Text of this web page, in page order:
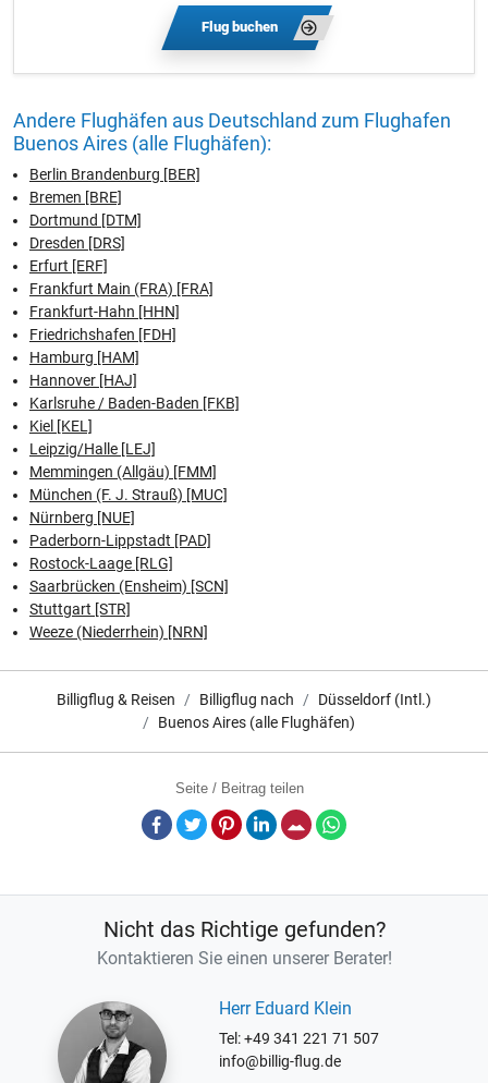
Flug buchen
Andere Flughäfen aus Deutschland zum Flughafen
Buenos Aires (alle Flughäfen):
Berlin Brandenburg [BER]
Bremen [BRE]
Dortmund [DTM]
Dresden [DRS]
Erfurt [ERF]
Frankfurt Main (FRA) [FRA]
Frankfurt-Hahn [HHN]
Friedrichshafen [FDH]
Hamburg [HAM]
Hannover [HAJ]
Karlsruhe / Baden-Baden [FKB]
Kiel [KEL]
Leipzig/Halle [LEJ]
Memmingen (Allgäu) [FMM]
München (F. J. Strauß) [MUC]
Nürnberg [NUE]
Paderborn-Lippstadt [PAD]
Rostock-Laage [RLG]
Saarbrücken (Ensheim) [SCN]
Stuttgart [STR]
Weeze (Niederrhein) [NRN]
Billigflug & Reisen Billigflug nach
Düsseldorf (Intl.)
Buenos Aires (alle Flughäfen)
Seite / Beitrag teilen
Facebook
TwitterPinterestLinkedInE-Mail
Nicht das Richtige gefunden?
Kontaktieren Sie einen unserer Berater!
Herr Eduard Klein
Tel: +49 341 221 71 507
info@billig-flug.de